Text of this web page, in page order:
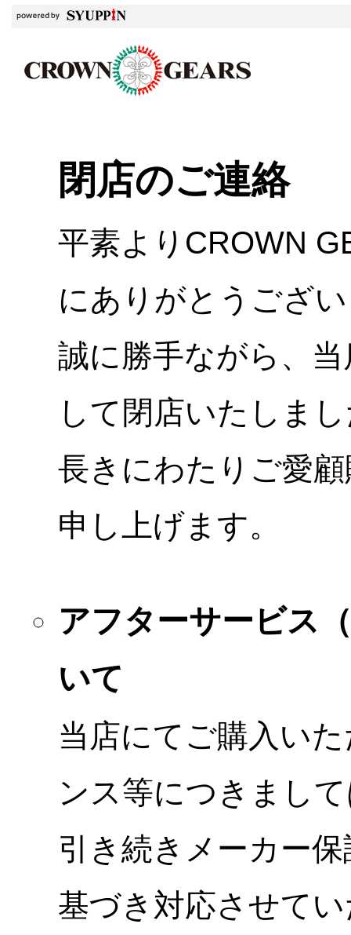
閉店のご連絡
平素よりCROWN
にありがとうござ
誠に勝手ながら、
して閉店いたしま
長きにわたりご愛
申し上げます。
アフターサービス
いて
当店にてご購入い
ンス等につきまし
引き続きメーカー
基づき対応させて